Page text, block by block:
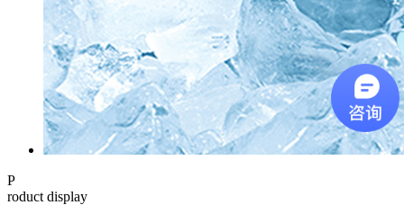
P
roduct display